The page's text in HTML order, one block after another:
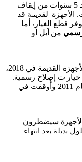
بحسب تصنيف آبل، يُعتبر الجهاز "قديمًا" بعد 5 سنوات من إيقاف
كـ"متقادم" بعد 7 سنوات. الأجهزة القديمة قد
قطع الغيار، أما
من آبل أو
عام 2012، وأُدرج ضمن الأجهزة القديمة في 2018،
خيارات إصلاح رسمية.
أُطلقت عام 2011 وأُوقفت في
الأجهزة سيضطرون
بديلة بعد انتهاء